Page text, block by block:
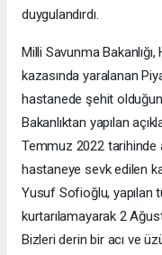
duygulandırdı.
Milli Savunma
kazasında yaralanan
hastanede şehit
Bakanlıktan yapılan
Temmuz 2022 tarihinde
hastaneye sevk edilen
Yusuf Sofioğlu, yapılan
kurtarılamayarak 2
Bizleri derin bir acı ve